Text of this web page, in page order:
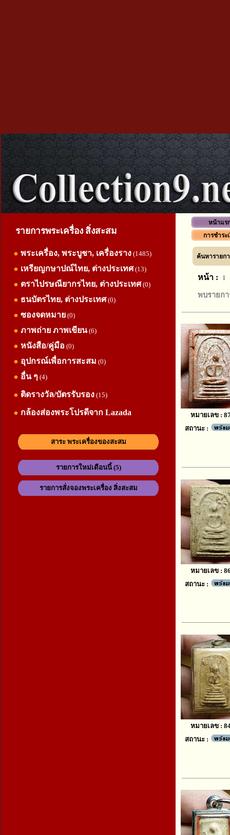
รายการพระเครื่อง สิ่งสะสม
พระเครื่อง, พระบูชา, เครื่องราง (1485)
เหรียญกษาปณ์ไทย, ต่างประเทศ(13)
ตราไปรษณียากรไทย, ต่างประเทศ(0)
ธนบัตรไทย, ต่างประเทศ(0)
ซองจดหมาย (0)
ภาพถ่าย ภาพเขียน(6)
หนังสือ/คู่มือ (0)
อุปกรณ์เพื่อการสะสม (0)
อื่น ๆ (4)
ติดรางวัล/บัตรรับรอง (15)
กล้องส่องพระโปรดีจาก Lazada
สาระ พระเครื่องของสะสม
รายการใหม่เดือนนี้ (5)
รายการสั่งจองพระเครื่อง สิ่งสะสม
หน้าแร
การชำระ
ค้นหารายก
หน้า : 1
พบรายก
หมายเลข :
สถานะ :
หมายเลข :
สถานะ :
หมายเลข :
สถานะ :